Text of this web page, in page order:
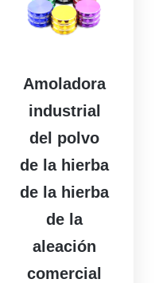
Amoladora
industrial
del polvo
de la hierba
de la hierba
de la
aleación
comercial